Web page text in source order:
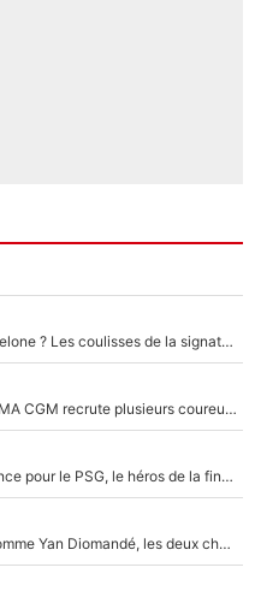
Le PSG comme seule option après Barcelone ? Les coulisses de la signature historique de Lionel Messi sont révélées au grand jour !
«Le budget a augmenté» : Decathlon-CMA CGM recrute plusieurs coureurs pour offrir à Paul Seixas une équipe pour gagner le Tour de France 2027
«Le suicide de Ferran Torres» : En partance pour le PSG, le héros de la finale de la Coupe du monde s'attire les foudres de la presse espagnole !
Antoine Griezmann et N'Golo Kanté : Comme Yan Diomandé, les deux champions du monde ont refusé de signer au PSG !